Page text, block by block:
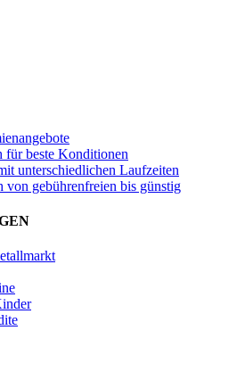
für beste Konditionen
unterschiedlichen Laufzeiten
von gebührenfreien bis günstig